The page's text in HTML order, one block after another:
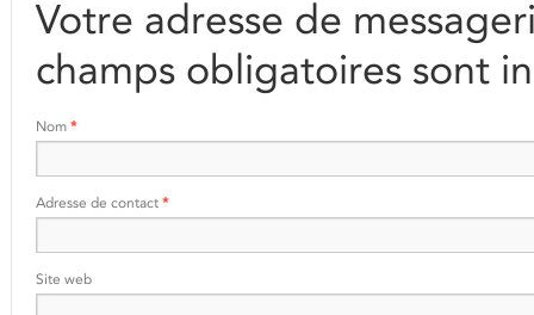
Votre adresse de
champs obligatoires sont
Nom *
Adresse de contact *
Site web